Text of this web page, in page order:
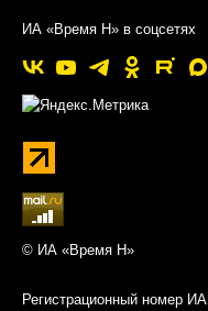
ИА «Время Н» в соцсетях
© ИА «Время Н»
Регистрационный номер